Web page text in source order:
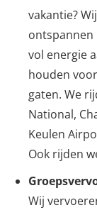
vakantie?
ontspannen
vol energie
houden
gaten. We
National,
Keulen
Ook rijden
Wij